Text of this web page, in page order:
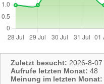
Zuletzt besucht: 2026-8-07
Aufrufe letzten Monat: 48
Meinung im letzten Monat: